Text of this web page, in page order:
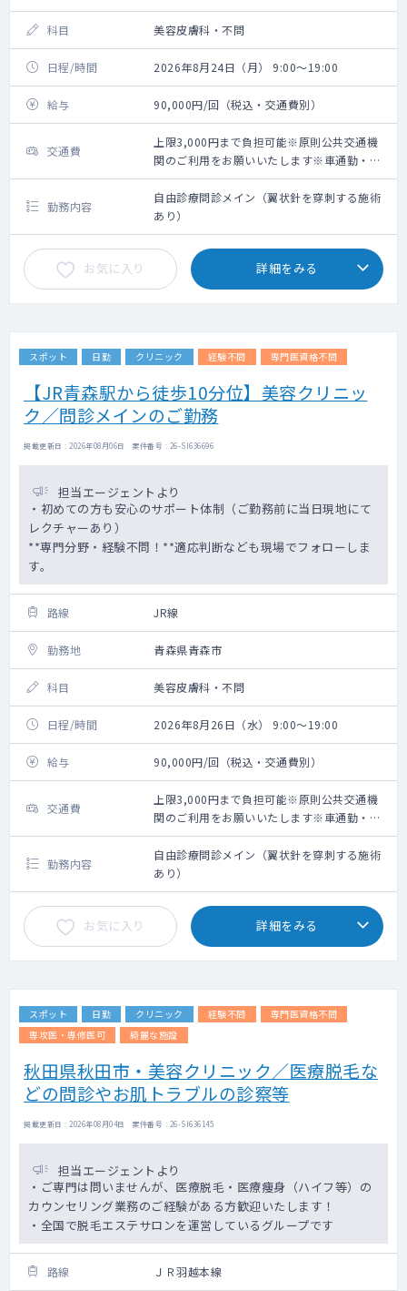
科目 美容皮膚科・不問
日程/時間 2026年8月24日（月） 9:00～19:00
給与 90,000円/回（税込・交通費別）
交通費
上限3,000円まで負担可能※原則公共交通機
関のご利用をお願いいたします※車通勤・タ
クシー利用要相談
勤務内容
自由診療問診メイン（翼状針を穿刺する施術
あり）
お気に入り 詳細をみる
スポット 日勤 クリニック 経験不問 専門医資格不問
【JR青森駅から徒歩10分位】美容クリニッ
ク／問診メインのご勤務
掲載更新日 : 2026年08月06日 案件番号 : 26-SI636696
担当エージェントより
・初めての方も安心のサポート体制（ご勤務前に当日現地にて
レクチャーあり）
**専門分野・経験不問！**適応判断なども現場でフォローしま
す。
路線 JR線
勤務地 青森県青森市
科目 美容皮膚科・不問
日程/時間 2026年8月26日（水） 9:00～19:00
給与 90,000円/回（税込・交通費別）
交通費
上限3,000円まで負担可能※原則公共交通機
関のご利用をお願いいたします※車通勤・タ
クシー利用要相談
勤務内容
自由診療問診メイン（翼状針を穿刺する施術
あり）
お気に入り 詳細をみる
スポット 日勤 クリニック 経験不問
専門医資格不問
専攻医・専修医可
綺麗な施設
秋田県秋田市・美容クリニック／医療脱毛な
どの問診やお肌トラブルの診察等
掲載更新日 : 2026年08月04日 案件番号 : 26-SI636145
担当エージェントより
・ご専門は問いませんが、医療脱毛・医療痩身（ハイフ等）の
カウンセリング業務のご経験がある方歓迎いたします！
・全国で脱毛エステサロンを運営しているグループです
路線 ＪＲ羽越本線